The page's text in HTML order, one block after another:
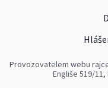
Provozovatelem webu
Engliše 519/11,